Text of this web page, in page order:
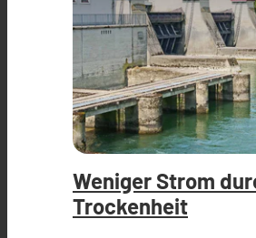
Weniger Strom
Trockenheit